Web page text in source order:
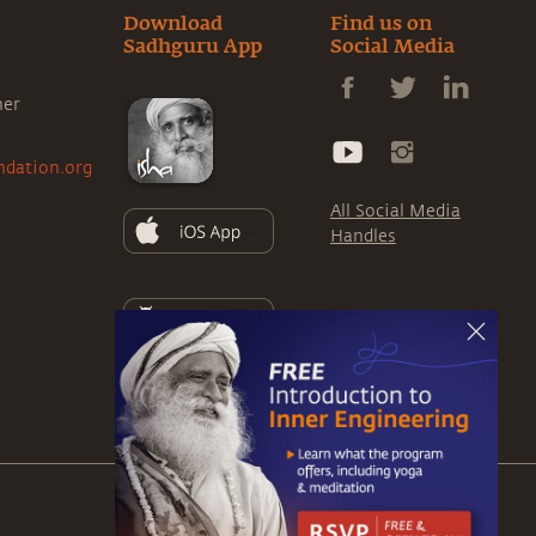
Download
Sadhguru App
Find us on
Social Media
All Social Media
Handles